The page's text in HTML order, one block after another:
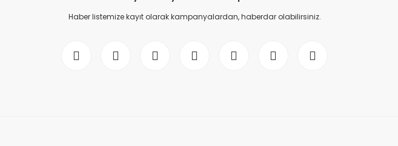
Haber listemize kayıt olarak kampanyalardan, haberdar olabilirsiniz.